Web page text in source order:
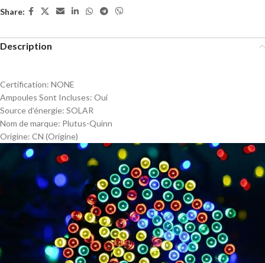
Share:
Description
Certification: NONE
Ampoules Sont Incluses: Oui
Source d’énergie: SOLAR
Nom de marque: Plutus-Quinn
Origine: CN (Origine)